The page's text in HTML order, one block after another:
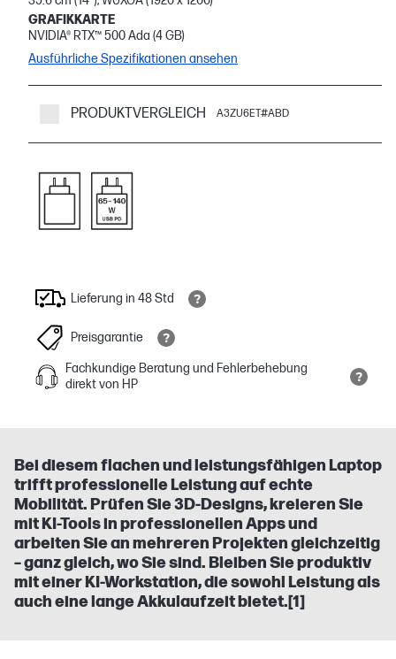
GRAFIKKARTE
NVIDIA® RTX™ 500 Ada (4 GB)
Ausführliche Spezifikationen ansehen
PRODUKTVERGLEICH A3ZU6ET#ABD
Lieferung in 48 Std
Preisgarantie
Fachkundige Beratung und Fehlerbehebung
direkt von HP
Bei diesem flachen und leistungsfähigen Laptop
trifft professionelle Leistung auf echte
Mobilität. Prüfen Sie 3D-Designs, kreieren Sie
mit KI-Tools in professionellen Apps und
arbeiten Sie an mehreren Projekten gleichzeitig
– ganz gleich, wo Sie sind. Bleiben Sie produktiv
mit einer KI-Workstation, die sowohl Leistung als
auch eine lange Akkulaufzeit bietet.[1]